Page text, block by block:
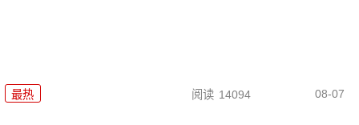
最热 阅读 14094 08-07